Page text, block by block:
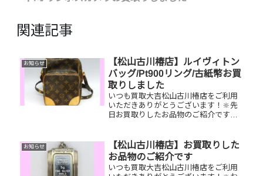
関連記事
お知らせ
【松山古川椿店】ルイヴィトン
バッグ/Pt900リング/古紙幣お買
取りしました
いつも買取大吉松山古川椿店をご利用
いただきありがとうございます！🔆先
日お買取りしたお品物のご紹介です。
品物はございませんか？ぜひ買取大吉
松山古川椿店にお査定させて...
お知らせ
【松山古川椿店】お買取りした
お品物のご紹介です
いつも買取大吉松山古川椿店をご利用